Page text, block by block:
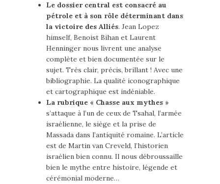
Le dossier central est consacré au
pétrole et à son rôle déterminant dans
la victoire des Alliés. Jean Lopez
himself, Benoist Bihan et Laurent
Henninger nous livrent une analyse
complète et bien documentée sur le
sujet. Très clair, précis, brillant ! Avec une
bibliographie. La qualité iconographique
et cartographique est indéniable.
La rubrique « Chasse aux mythes »
s’attaque à l’un de ceux de Tsahal, l’armée
israélienne, le siège et la prise de
Massada dans l’antiquité romaine. L’article
est de Martin van Creveld, l’historien
israélien bien connu. Il nous débroussaille
bien le mythe entre histoire, légende et
cérémonial moderne…